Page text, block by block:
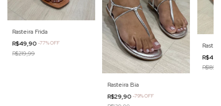
Rasteira Frida
R$49,90 -77%OFF
R$219,99
Rasteira Bia
R$29,90 -79%OFF